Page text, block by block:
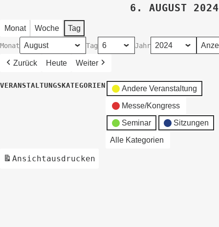
6. AUGUST 2024
Monat Woche Tag
Monat Tag Jahr
Zurück Heute Weiter
VERANSTALTUNGSKATEGORIEN Andere Veranstaltung
Messe/Kongress
Seminar Sitzungen
Alle Kategorien
Ansichtausdrucken